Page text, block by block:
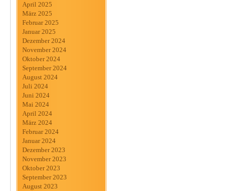
April 2025
März 2025
Februar 2025
Januar 2025
Dezember 2024
November 2024
Oktober 2024
September 2024
August 2024
Juli 2024
Juni 2024
Mai 2024
April 2024
März 2024
Februar 2024
Januar 2024
Dezember 2023
November 2023
Oktober 2023
September 2023
August 2023